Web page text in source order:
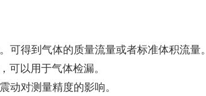
可得到气体的质量流量或者标准体积流量。
可以用于气体检漏。
动对测量精度的影响。